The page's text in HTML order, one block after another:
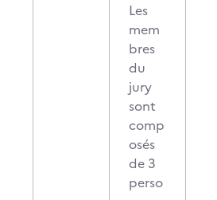
Les
mem
bres
du
jury
sont
comp
osés
de 3
perso